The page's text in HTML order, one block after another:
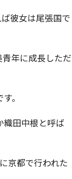
彼女は尾張国で
年に成長しただ
。
織田中根と呼ば
京都で行われた